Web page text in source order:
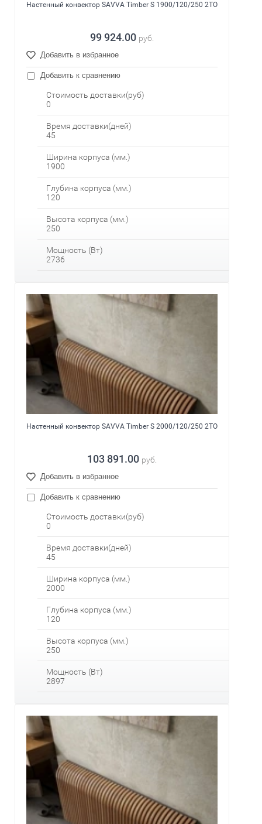
Настенный конвектор SAVVA Timber S 1900/120/250 2ТО
99 924.00 руб.
Добавить в избранное
Добавить к сравнению
Стоимость доставки(руб)
0
Время доставки(дней)
45
Ширина корпуса (мм.)
1900
Глубина корпуса (мм.)
120
Высота корпуса (мм.)
250
Мощность (Вт)
2736
Настенный конвектор SAVVA Timber S 2000/120/250 2ТО
103 891.00 руб.
Добавить в избранное
Добавить к сравнению
Стоимость доставки(руб)
0
Время доставки(дней)
45
Ширина корпуса (мм.)
2000
Глубина корпуса (мм.)
120
Высота корпуса (мм.)
250
Мощность (Вт)
2897